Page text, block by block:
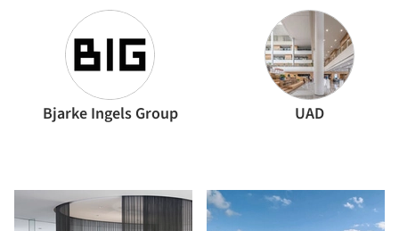
Bjarke Ingels Group UAD